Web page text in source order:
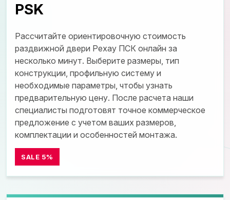
PSK
Рассчитайте ориентировочную стоимость
раздвижной двери Рехау ПСК онлайн за
несколько минут. Выберите размеры, тип
конструкции, профильную систему и
необходимые параметры, чтобы узнать
предварительную цену. После расчета наши
специалисты подготовят точное коммерческое
предложение с учетом ваших размеров,
комплектации и особенностей монтажа.